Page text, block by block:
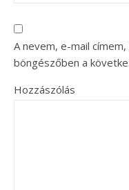
A nevem, e-mail
böngészőben a
Hozzászólás